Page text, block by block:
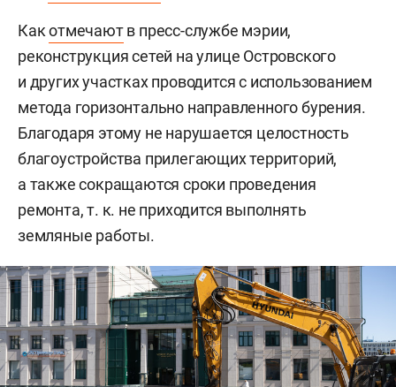
Какотмечаютв пресс-службе мэрии,
реконструкция сетей на улице Островского
и других участках проводится с использованием
метода горизонтально направленного бурения.
Благодаря этому не нарушается целостность
благоустройства прилегающих территорий,
а также сокращаются сроки проведения
ремонта, т. к. не приходится выполнять
земляные работы.